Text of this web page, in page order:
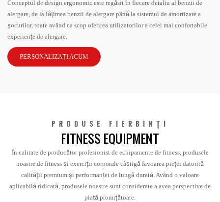
Conceptul de design ergonomic este regăsit în fiecare detaliu al benzii de
alergare, de la lățimea benzii de alergare până la sistemul de amortizare a
șocurilor, toate având ca scop oferirea utilizatorilor a celei mai confortabile
experiențe de alergare.
PERSONALIZAȚI ACUM
PRODUSE FIERBINȚI
FITNESS EQUIPMENT
În calitate de producător profesionist de echipamente de fitness, produsele
noastre de fitness și exerciții corporale câștigă favoarea pieței datorită
calității premium și performanței de lungă durată. Având o valoare
aplicabilă ridicată, produsele noastre sunt considerate a avea perspective de
piață promițătoare.